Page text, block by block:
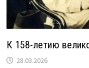
К 158-летию
28.03.2026